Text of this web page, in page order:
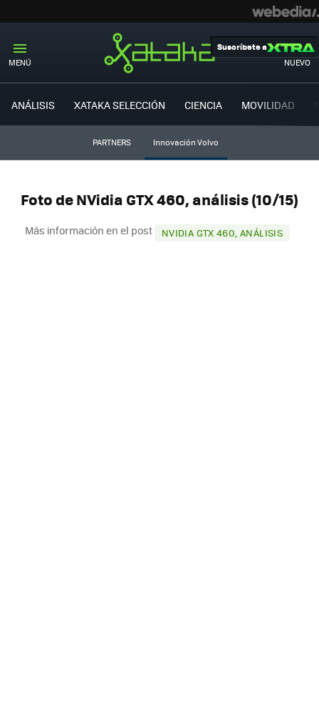
MENÚ NUEVO
Suscríbete a
ANÁLISIS XATAKA SELECCIÓN CIENCIA MOVILIDAD
PARTNERS Innovación Volvo
Foto de NVidia GTX 460, análisis (10/15)
Más información en el post NVIDIA GTX 460, ANÁLISIS